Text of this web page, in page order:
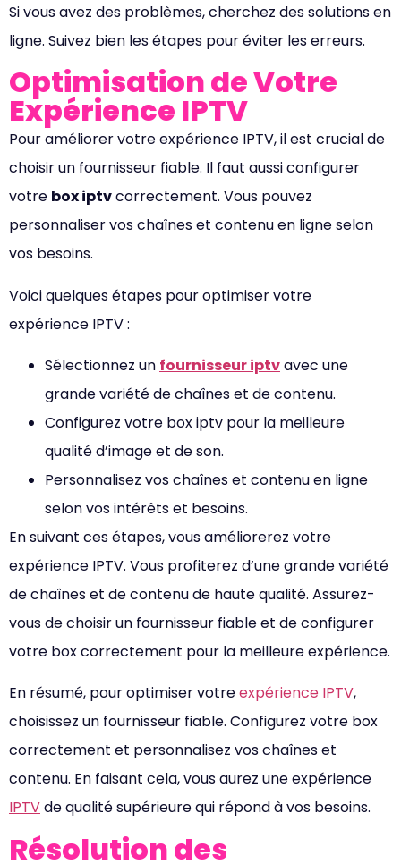
Si vous avez des problèmes, cherchez des solutions en
ligne. Suivez bien les étapes pour éviter les erreurs.
Optimisation de Votre
Expérience IPTV
Pour améliorer votre expérience IPTV, il est crucial de
choisir un fournisseur fiable. Il faut aussi configurer
votre box iptvcorrectement. Vous pouvez
personnaliser vos chaînes et contenu en ligne selon
vos besoins.
Voici quelques étapes pour optimiser votre
expérience IPTV :
Sélectionnez un fournisseur iptvavec une
grande variété de chaînes et de contenu.
Configurez votre box iptv pour la meilleure
qualité d’image et de son.
Personnalisez vos chaînes et contenu en ligne
selon vos intérêts et besoins.
En suivant ces étapes, vous améliorerez votre
expérience IPTV. Vous profiterez d’une grande variété
de chaînes et de contenu de haute qualité. Assurez-
vous de choisir un fournisseur fiable et de configurer
votre box correctement pour la meilleure expérience.
En résumé, pour optimiser votreexpérience IPTV,
choisissez un fournisseur fiable. Configurez votre box
correctement et personnalisez vos chaînes et
contenu. En faisant cela, vous aurez une expérience
IPTVde qualité supérieure qui répond à vos besoins.
Résolution des